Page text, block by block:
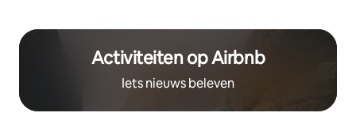
Activiteiten op Airbnb
Iets nieuws beleven